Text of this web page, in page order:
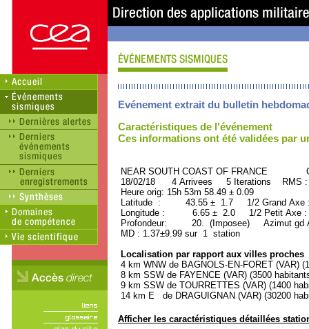
Evénement extrait du bulletin
Caractéristiques de l'événement
Ces informations ont été validées par
NEAR SOUTH COAST OF FRANCE
18/02/18 4 Arrivees 5 Iterations RMS
Heure orig: 15h 53m 58.49 ± 0.09
Latitude : 43.55 ± 1.7 1/2 Grand
Longitude : 6.65 ± 2.0 1/2 Petit Axe
Profondeur: 20. (Imposee) Azimut gd
MD : 1.37±9.99 sur 1 station
Localisation par rapport aux villes proches
4 km WNW de BAGNOLS-EN-FORET (VAR)
8 km SSW de FAYENCE (VAR) (3500
9 km SSW de TOURRETTES (VAR) (1400
14 km E de DRAGUIGNAN (VAR) (30200
Afficher les caractéristiques détaillées